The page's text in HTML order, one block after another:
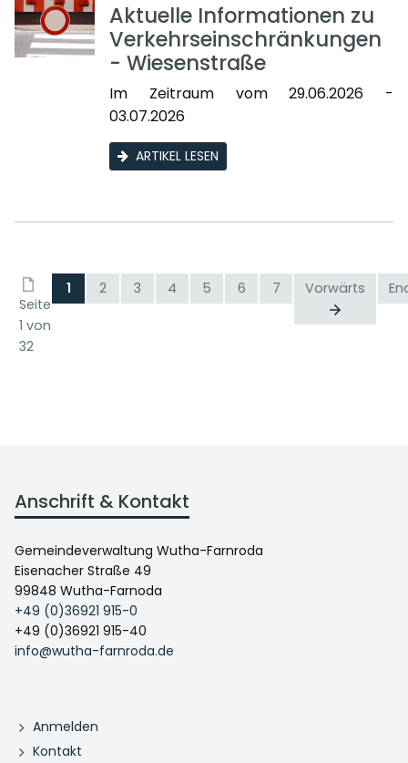
Aktuelle Informationen zu
Verkehrseinschränkungen
- Wiesenstraße
Im Zeitraum vom 29.06.2026 -
03.07.2026
ARTIKEL LESEN
Seite
1 von
32
1 2 3 4 5 6 7 Vorwärts
Anschrift & Kontakt
Gemeindeverwaltung Wutha-Farnroda
Eisenacher Straße 49
99848 Wutha-Farnoda
+49 (0)36921 915-0
+49 (0)36921 915-40
info@wutha-farnroda.de
Anmelden
Kontakt